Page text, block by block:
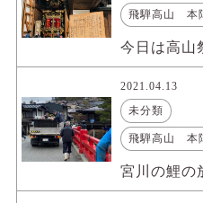
飛騨高山 本
今日は高山
2021.04.13
未分類
飛騨高山 本
宮川の鯉の